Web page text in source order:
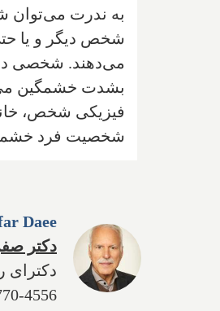
به ندرت می‌توان
شخص دیگر و یا
می‌دهند. شخصی
بشدت خشمگین
فیزیکی شخص،
شخصیت فرد
Daee
دکتر
دکترای
4556